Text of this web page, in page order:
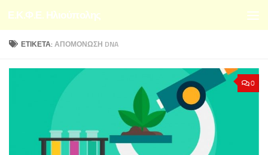
Skip to content
Ε.Κ.Φ.Ε. Ηλιούπολης
ΕΤΙΚΈΤΑ:ΑΠΟΜΌΝΩΣΗ DNA
0